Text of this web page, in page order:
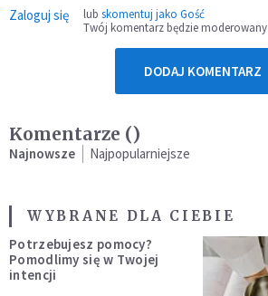
Zaloguj się lub skomentuj jako Gość
Twój komentarz będzie moderowany
DODAJ KOMENTARZ
Komentarze ()
Najnowsze Najpopularniejsze
WYBRANE DLA CIEBIE
Potrzebujesz pomocy?
Pomodlimy się w Twojej
intencji